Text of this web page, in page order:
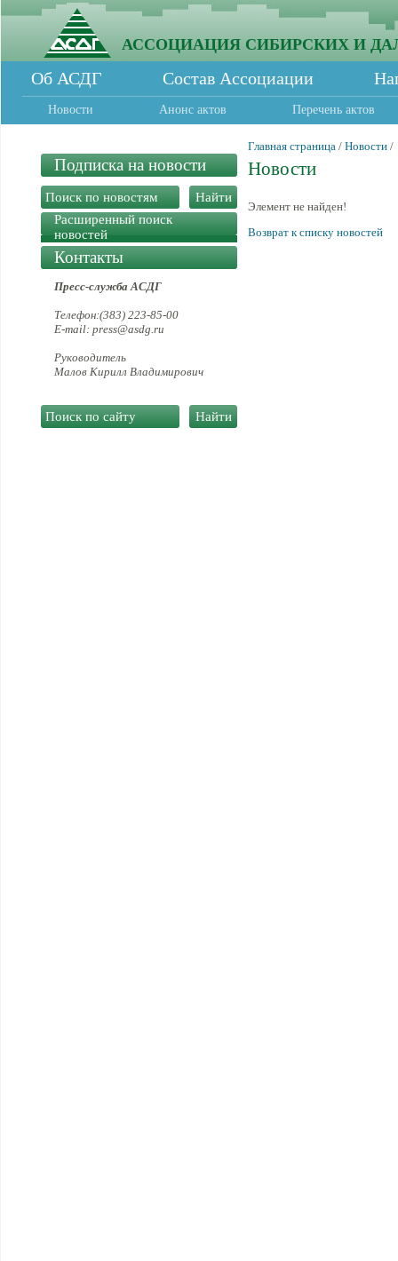
АССОЦИАЦИЯ СИБИРСКИХ И
Об АСДГ Состав Ассоциации
Новости Анонс актов Перечень актов
Подписка на новости
Расширенный поиск
новостей
Контакты
Пресс-служба АСДГ
Телефон:(383) 223-85-00
E-mail: press@asdg.ru
Руководитель
Малов Кирилл Владимирович
Главная страница / Новости /
Новости
Элемент не найден!
Возврат к списку новостей